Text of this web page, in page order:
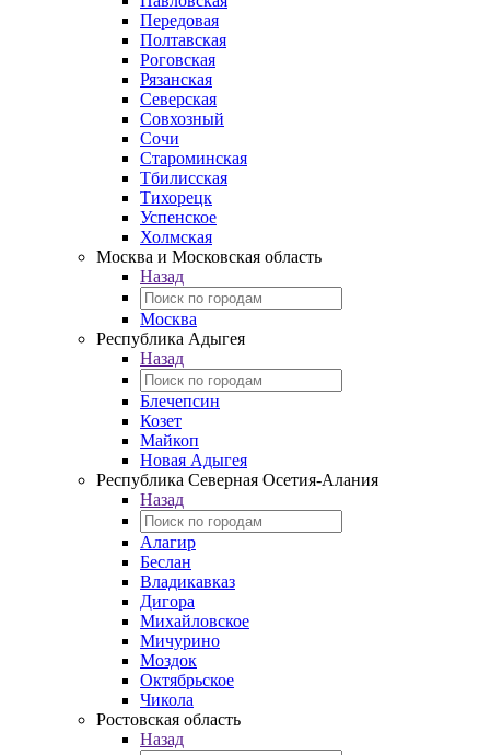
Передовая
Полтавская
Роговская
Рязанская
Северская
Совхозный
Сочи
Староминская
Тбилисская
Тихорецк
Успенское
Холмская
Москва и Московская область
Назад
Москва
Республика Адыгея
Назад
Блечепсин
Козет
Майкоп
Новая Адыгея
Республика Северная Осетия-Алания
Назад
Алагир
Беслан
Владикавказ
Дигора
Михайловское
Мичурино
Моздок
Октябрьское
Чикола
Ростовская область
Назад